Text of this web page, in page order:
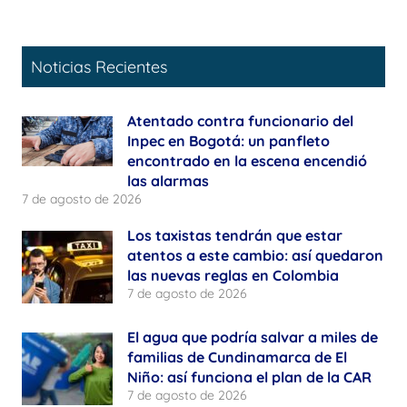
Noticias Recientes
Atentado contra funcionario del
Inpec en Bogotá: un panfleto
encontrado en la escena encendió
las alarmas
7 de agosto de 2026
Los taxistas tendrán que estar
atentos a este cambio: así quedaron
las nuevas reglas en Colombia
7 de agosto de 2026
El agua que podría salvar a miles de
familias de Cundinamarca de El
Niño: así funciona el plan de la CAR
7 de agosto de 2026